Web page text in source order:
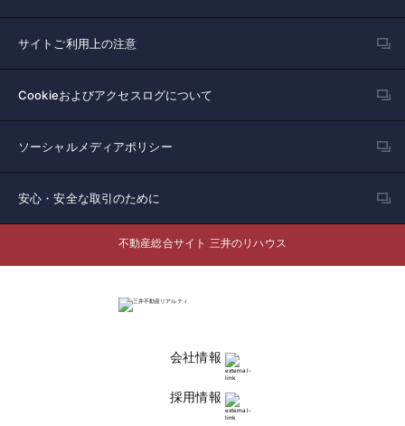
サイトご利用上の注意
Cookieおよびアクセスログについて
ソーシャルメディアポリシー
安心・安全な取引のために
不動産総合サイト 三井のリハウス
会社情報
採用情報